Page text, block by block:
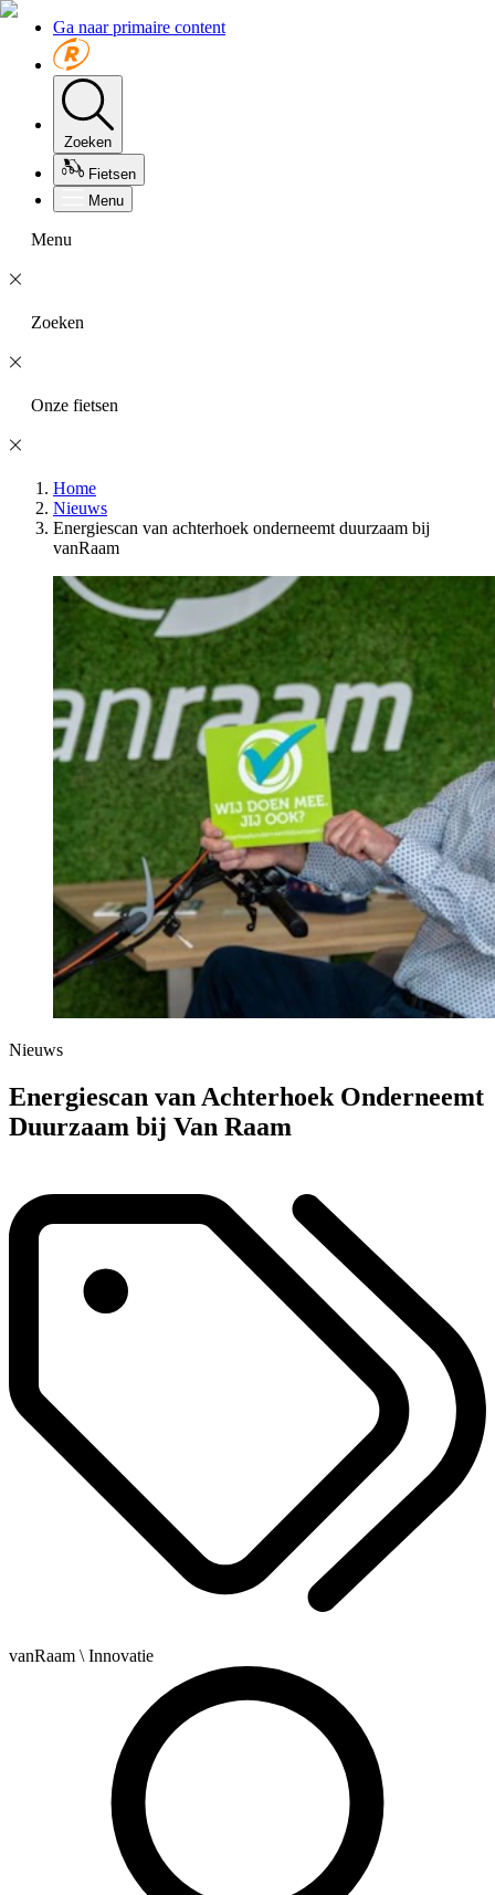
Ga naar primaire content
Zoeken
Fietsen
Menu
Menu
Zoeken
Onze fietsen
Home
Nieuws
Energiescan van achterhoek onderneemt duurzaam bij
vanRaam
Nieuws
Energiescan van Achterhoek Onderneemt
Duurzaam bij Van Raam
vanRaam \ Innovatie